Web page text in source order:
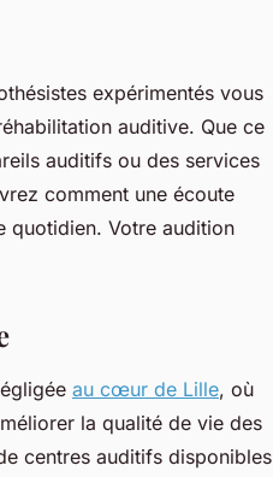
expérimentés vous
auditive. Que ce
auditifs ou des services
comment une écoute
quotidien. Votre audition
au cœur de Lille, où
la qualité de vie des
centres auditifs disponibles